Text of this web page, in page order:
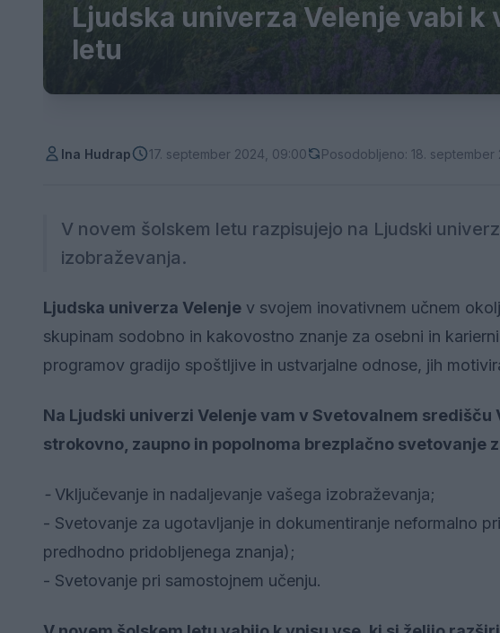
Ljudska univerza Velenje vabi k
letu
Ina Hudrap 17. september 2024, 09:00 Posodobljeno: 18. september
V novem šolskem letu razpisujejo na Ljudski
izobraževanja.
Ljudska univerza Velenje v svojem inovativnem učnem
skupinam sodobno in kakovostno znanje za osebni in
programov gradijo spoštljive in ustvarjalne odnose, jih
Na Ljudski univerzi Velenje vam v Svetovalnem
strokovno, zaupno in popolnoma brezplačno svetovanje
- Vključevanje in nadaljevanje vašega izobraževanja;
- Svetovanje za ugotavljanje in dokumentiranje neformalno
predhodno pridobljenega znanja);
- Svetovanje pri samostojnem učenju.